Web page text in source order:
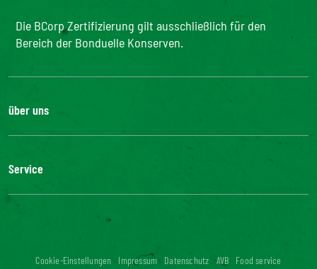
Die BCorp Zertifizierung gilt ausschließlich für den
Bereich der Bonduelle Konserven.
über uns
Karriere
Unser Engagement
Unsere Innovationen
Service
FAQ
Cookie-Einstellungen Impressum Datenschutz AVB Food service